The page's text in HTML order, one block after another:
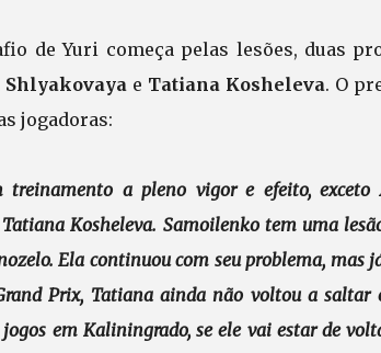
de Yuri começa pelas lesões, duas
Shlyakovaya e Tatiana Kosheleva. O
jogadoras:
treinamento a pleno vigor e efeito,
Kosheleva. Samoilenko tem uma
Ela continuou com seu problema, mas
Prix, Tatiana ainda não voltou a
em Kaliningrado, se ele vai estar de